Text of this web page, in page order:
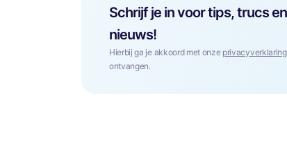
Schrijf je in voor tips, trucs
nieuws!
Hierbij ga je akkoord met onze privacyverklaring
ontvangen.